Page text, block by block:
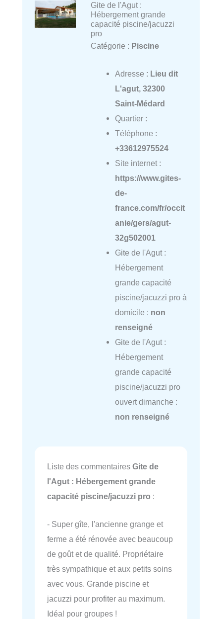
Gite de l'Agut :
Hébergement grande
capacité piscine/jacuzzi
pro
Catégorie : Piscine
Adresse : Lieu dit
L'agut, 32300
Saint-Médard
Quartier :
Téléphone :
+33612975524
Site internet :
https://www.gites-
de-
france.com/fr/occit
anie/gers/agut-
32g502001
Gite de l'Agut :
Hébergement
grande capacité
piscine/jacuzzi pro à
domicile : non
renseigné
Gite de l'Agut :
Hébergement
grande capacité
piscine/jacuzzi pro
ouvert dimanche :
non renseigné
Liste des commentaires Gite de
l'Agut : Hébergement grande
capacité piscine/jacuzzi pro :
- Super gîte, l'ancienne grange et
ferme a été rénovée avec beaucoup
de goût et de qualité. Propriétaire
très sympathique et aux petits soins
avec vous. Grande piscine et
jacuzzi pour profiter au maximum.
Idéal pour groupes !